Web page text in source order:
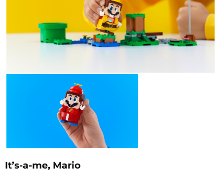
It’s-a-me, Mario